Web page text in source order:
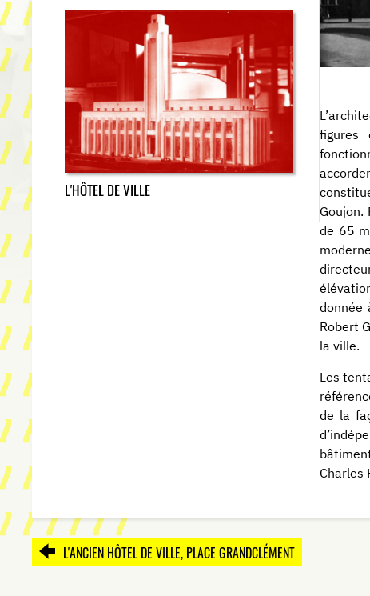
figures
Goujon.
de 65
donnée
Robert
la ville.
Les
de la
Charles
L'HÔTEL DE VILLE
L'ANCIEN HÔTEL DE VILLE, PLACE GRANDCLÉMENT